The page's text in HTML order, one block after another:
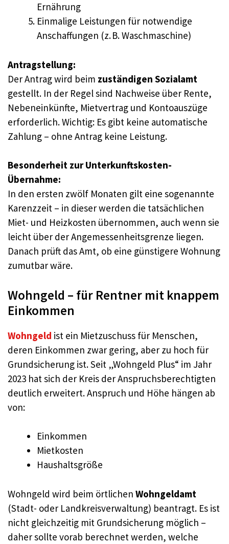
Ernährung
Einmalige Leistungen für notwendige
Anschaffungen (z. B. Waschmaschine)
Antragstellung:
Der Antrag wird beim zuständigen Sozialamt
gestellt. In der Regel sind Nachweise über Rente,
Nebeneinkünfte, Mietvertrag und Kontoauszüge
erforderlich. Wichtig: Es gibt keine automatische
Zahlung – ohne Antrag keine Leistung.
Besonderheit zur Unterkunftskosten-
Übernahme:
In den ersten zwölf Monaten gilt eine sogenannte
Karenzzeit – in dieser werden die tatsächlichen
Miet- und Heizkosten übernommen, auch wenn sie
leicht über der Angemessenheitsgrenze liegen.
Danach prüft das Amt, ob eine günstigere Wohnung
zumutbar wäre.
Wohngeld – für Rentner mit knappem
Einkommen
Wohngeld ist ein Mietzuschuss für Menschen,
deren Einkommen zwar gering, aber zu hoch für
Grundsicherung ist. Seit „Wohngeld Plus“ im Jahr
2023 hat sich der Kreis der Anspruchsberechtigten
deutlich erweitert. Anspruch und Höhe hängen ab
von:
Einkommen
Mietkosten
Haushaltsgröße
Wohngeld wird beim örtlichen Wohngeldamt
(Stadt- oder Landkreisverwaltung) beantragt. Es ist
nicht gleichzeitig mit Grundsicherung möglich –
daher sollte vorab berechnet werden, welche